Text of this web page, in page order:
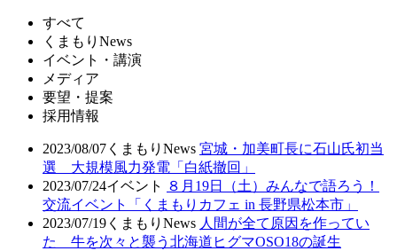
すべて
くまもりNews
イベント・講演
メディア
要望・提案
採用情報
2023/08/07 くまもりNews 宮城・加美町長に石山氏初当
選 大規模風力発電「白紙撤回」
2023/07/24イベント
８月19日（土）みんなで語ろう！
交流イベント「くまもりカフェ in 長野県松本市」
2023/07/19 くまもりNews 人間が全て原因を作ってい
た 牛を次々と襲う北海道ヒグマOSO18の誕生